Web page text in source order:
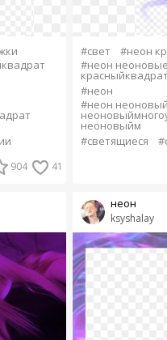
904 41
#свет
#неон
#неон
#неон
#неон
неоновыйм
#светящиеся
ksyshalay
неон